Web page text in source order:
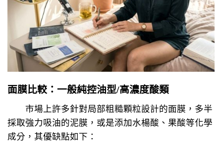
面膜比較：一般純控油型/高濃度酸類
市場上許多針對局部粗糙顆粒設計的面膜，多半
採取強力吸油的泥膜，或是添加水楊酸、果酸等化學
成分，其優缺點如下：